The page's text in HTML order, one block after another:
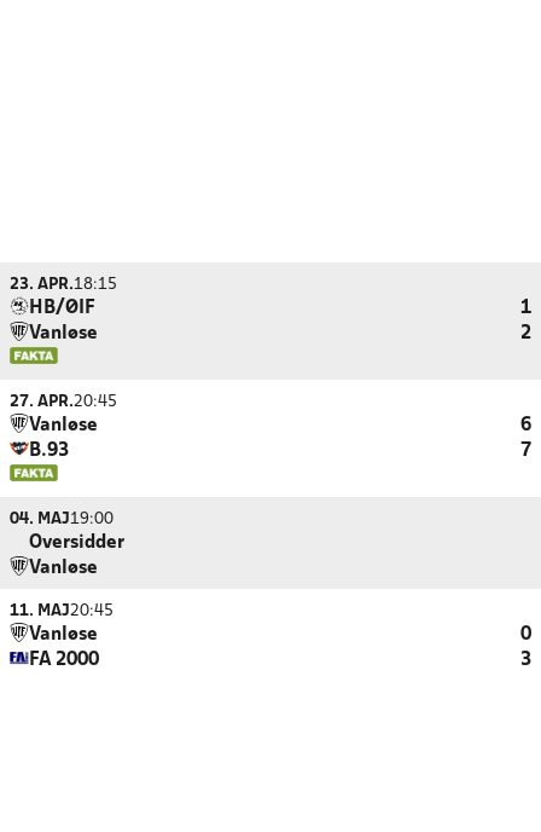
23. APR.18:15
HB/ØIF
1
Vanløse
2
27. APR.20:45
Vanløse
6
B.93
7
04. MAJ19:00
Oversidder
Vanløse
11. MAJ20:45
Vanløse
0
FA 2000
3